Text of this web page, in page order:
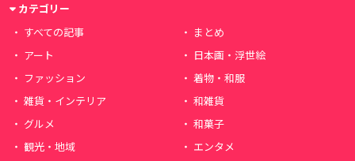
カテゴリー
すべての記事
まとめ
アート
日本画・浮世絵
ファッション
着物・和服
雑貨・インテリア
和雑貨
グルメ
和菓子
観光・地域
エンタメ